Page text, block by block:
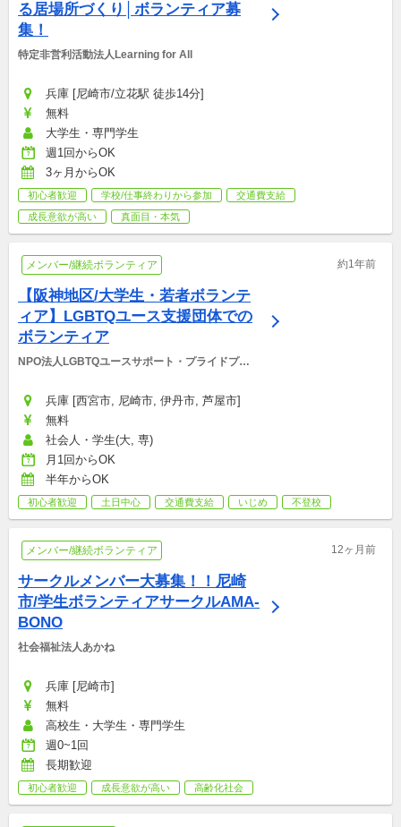
る居場所づくり│ボランティア募
集！
特定非営利活動法人Learning for All
兵庫 [尼崎市/立花駅 徒歩14分]
無料
大学生・専門学生
週1回からOK
3ヶ月からOK
初心者歓迎 学校/仕事終わりから参加
交通費支給
成長意欲が高い
真面目・本気
メンバー/継続ボランティア 約1年前
【阪神地区/大学生・若者ボランテ
ィア】LGBTQユース支援団体での
ボランティア
NPO法人LGBTQユースサポート・プライドプロ
兵庫 [西宮市, 尼崎市, 伊丹市, 芦屋市]
無料
社会人・学生(大, 専)
月1回からOK
半年からOK
初心者歓迎 土日中心 交通費支給 いじめ 不登校
メンバー/継続ボランティア 12ヶ月前
サークルメンバー大募集！！尼崎
市/学生ボランティアサークルAMA-
BONO
社会福祉法人あかね
兵庫 [尼崎市]
無料
高校生・大学生・専門学生
週0~1回
長期歓迎
初心者歓迎 成長意欲が高い 高齢化社会